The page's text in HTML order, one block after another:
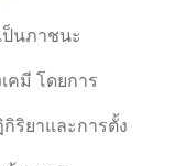
ป็นภาชนะ
คมี โดยการ
ริยาและการตั้ง